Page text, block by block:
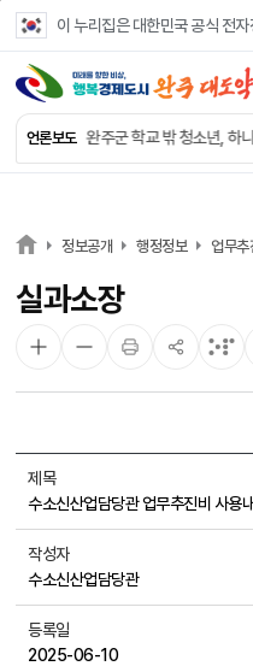
이 누리집은 대한민국 공식 전
언론보도
정보공개 행정정보 업무추
실과소장
제목
수소신산업담당관 업무추진비 사용
작성자
수소신산업담당관
등록일
2025-06-10